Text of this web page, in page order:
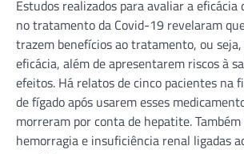
Estudos realizados para avaliar a eficácia
no tratamento da Covid-19 revelaram
trazem benefícios ao tratamento, ou
eficácia, além de apresentarem riscos à
efeitos. Há relatos de cinco pacientes na
de fígado após usarem esses
morreram por conta de hepatite. Também
hemorragia e insuficiência renal ligadas